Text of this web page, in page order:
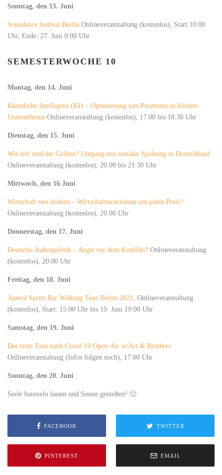
Sonntag, den 13. Juni
Soundance festival Berlin Onlineveranstaltung (kostenlos), Start 10:00
Uhr, Ende: 27. Juni 0:00 Uhr
SEMESTERWOCHE 10
Montag, den 14. Juni
Künstliche Intelligenz (KI) – Optimierung von Prozessen in kleinen
Unternehmen Onlineveranstaltung (kostenlos), 17:00 bis 18:30 Uhr
Dienstag, den 15. Juni
Wie tief sind die Gräben? Umgang mit sozialer Spaltung in Deutschland
Onlineveranstaltung (kostenlos), 20:00 bis 21:30 Uhr
Mittwoch, den 16 Juni
Wirtschaft neu denken – Wirtschaftswachstum um jeden Preis?
Onlineveranstaltung (kostenlos), 20:00 Uhr
Donnerstag, den 17. Juni
Deutsche Außenpolitik – Angst vor dem Konflikt? Onlineveranstaltung
(kostenlos), 20:00 Uhr
Freitag, den 18. Juni
Aperol Spritz Bar Walking Tour Berlin 2021, Onlineveranstaltung
(kostenlos), Start: 15:00 Uhr bis 19. Juni 19:00 Uhr
Samstag, den 19. Juni
Der erste Tanz nach Covid 19 Open-Air w/Art & Brothers
Onlineveranstaltung (Infos folgen noch), 17:00 Uhr
Sonntag, den 20. Juni
Seele baumeln lassen und Sonne genießen! 🙂
FACEBOOK TWITTER
PINTEREST EMAIL